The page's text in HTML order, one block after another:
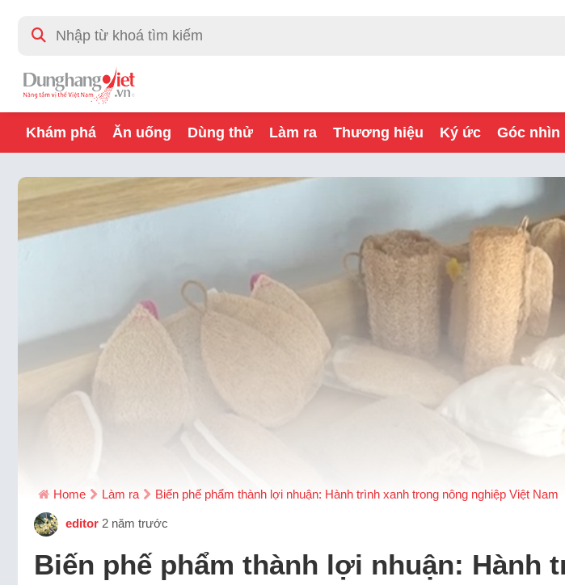
Khám phá Ăn uống Dùng thử Làm ra Thương hiệu Ký ức Góc nhìn
Home Làm ra Biến phế phẩm thành lợi nhuận: Hành trình xanh trong nông nghiệp Việt Nam
editor 2 năm trước
Biến phế phẩm thành lợi nhuận: Hành